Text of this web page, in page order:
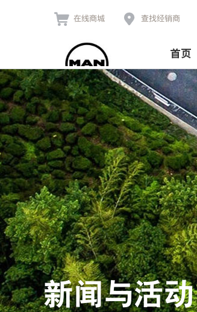
 在线商城  查找经销商
首页
新闻与活动